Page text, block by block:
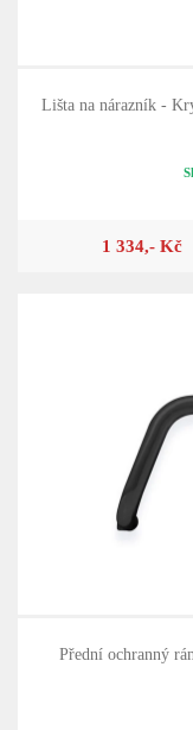
Lišta na nárazník -
1 334,- Kč
Přední ochranný